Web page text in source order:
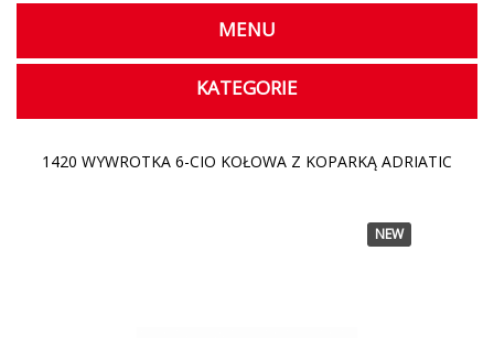
MENU
KATEGORIE
1420 WYWROTKA 6-CIO KOŁOWA Z KOPARKĄ ADRIATIC
NEW